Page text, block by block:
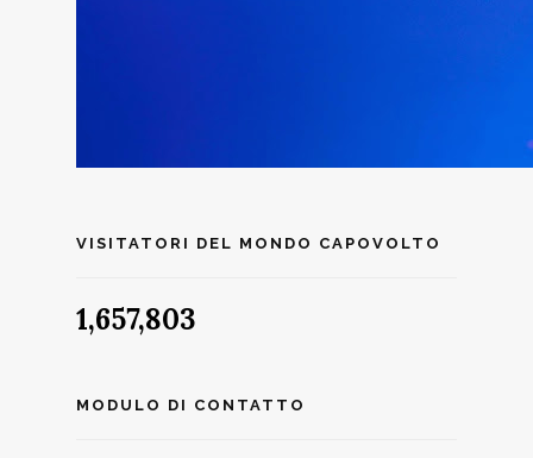
VISITATORI DEL MONDO CAPOVOLTO
1,657,803
MODULO DI CONTATTO